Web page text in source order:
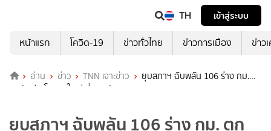
TH
เข้าสู่ระบบ
หน้าแรก
โควิด-19 ข่าวทั่วไทย ข่าวการเมือง ข่าว
อ่าน ข่าว TNN เจาะข่าว
ยุบสภาฯ ฉับพลัน 106 ร่าง กม.
ตกทันที นโยบายใหญ่เสี่ยงชะงัก
ยุบสภาฯ ฉับพลัน 106 ร่าง กม. ตก